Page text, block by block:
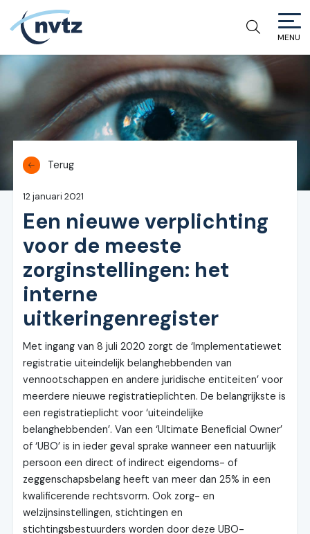
NVTZ
MENU
Terug
12 januari 2021
Een nieuwe verplichting
voor de meeste
zorginstellingen: het
interne
uitkeringenregister
Met ingang van 8 juli 2020 zorgt de ‘Implementatiewet
registratie uiteindelijk belanghebbenden van
vennootschappen en andere juridische entiteiten’ voor
meerdere nieuwe registratieplichten. De belangrijkste is
een registratieplicht voor ‘uiteindelijke
belanghebbenden’. Van een ‘Ultimate Beneficial Owner’
of ‘UBO’ is in ieder geval sprake wanneer een natuurlijk
persoon een direct of indirect eigendoms- of
zeggenschapsbelang heeft van meer dan 25% in een
kwalificerende rechtsvorm. Ook zorg- en
welzijnsinstellingen, stichtingen en
stichtingsbestuurders worden door deze UBO-